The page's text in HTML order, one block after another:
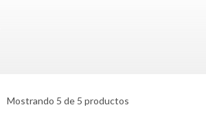
Mostrando 5 de 5 productos